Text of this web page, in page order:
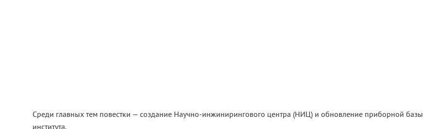
Среди главных тем повестки — создание Научно-инжинирингового центра (НИЦ) и обновление приборной базы
института.